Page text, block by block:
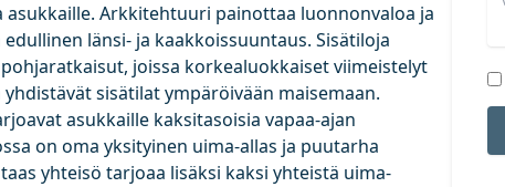
Arkkitehtuuri painottaa luonnonvaloa ja
länsi- ja kaakkoissuuntaus. Sisätiloja
joissa korkealuokkaiset viimeistelyt
sisätilat ympäröivään maisemaan.
asukkaille kaksitasoisia vapaa-ajan
on oma yksityinen uima-allas ja puutarha
yhteisö tarjoaa lisäksi kaksi yhteistä uima-